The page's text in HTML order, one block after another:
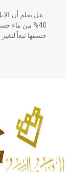
- هل تعلم أن
40% من ماء
جسمها تبعاً
الحكم،
له الفضل بأنه
- هل تعلم أن